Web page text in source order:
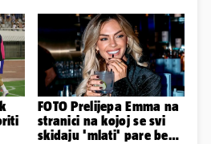
obline...
FOTO Prelijepa Emma na
stranici na kojoj se svi
skidaju 'mlati' pare bez